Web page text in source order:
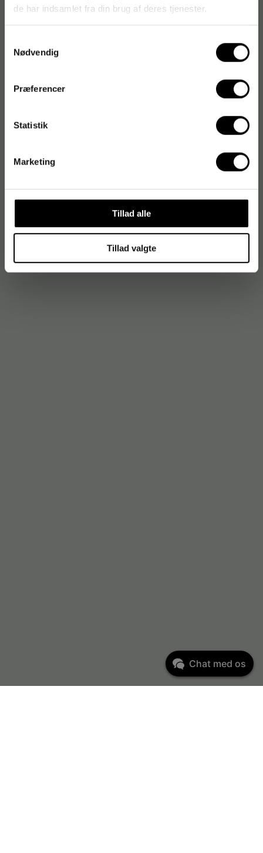
de har indsamlet fra din brug af deres tjenester.
Nødvendig
Præferencer
Statistik
Marketing
Tillad alle
Tillad valgte
Chat med os